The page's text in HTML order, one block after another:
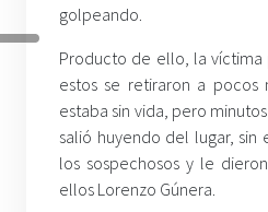
golpeando.
Producto de ello, la
estos se retiraron a pocos
estaba sin vida, pero
salió huyendo del lugar, sin
los sospechosos y le
ellos Lorenzo Gúnera.